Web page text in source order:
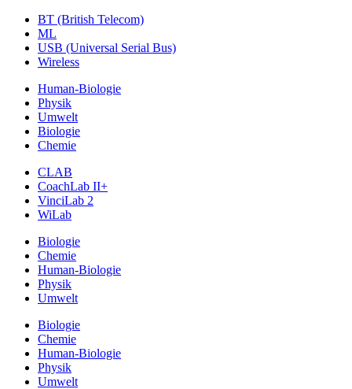
BT (British Telecom)
ML
USB (Universal Serial Bus)
Wireless
Human-Biologie
Physik
Umwelt
Biologie
Chemie
CLAB
CoachLab II+
VinciLab 2
WiLab
Biologie
Chemie
Human-Biologie
Physik
Umwelt
Biologie
Chemie
Human-Biologie
Physik
Umwelt